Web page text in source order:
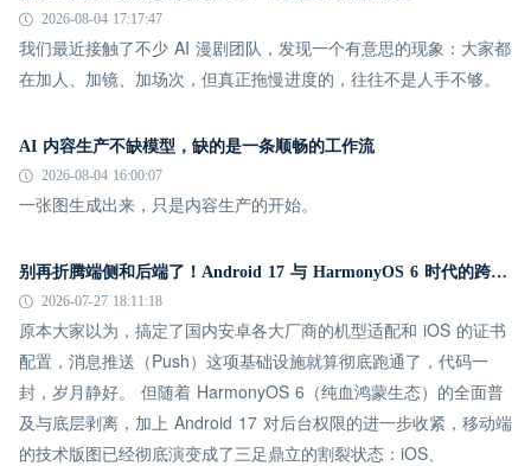
2026-08-04 17:17:47
我们最近接触了不少 AI 漫剧团队，发现一个有意思的现象：大家都
在加人、加镜、加场次，但真正拖慢进度的，往往不是人手不够。
AI 内容生产不缺模型，缺的是一条顺畅的工作流
2026-08-04 16:00:07
一张图生成出来，只是内容生产的开始。
别再折腾端侧和后端了！Android 17 与 HarmonyOS 6 时代的跨平台推送指南
2026-07-27 18:11:18
原本大家以为，搞定了国内安卓各大厂商的机型适配和 iOS 的证书
配置，消息推送（Push）这项基础设施就算彻底跑通了，代码一
封，岁月静好。 但随着 HarmonyOS 6（纯血鸿蒙生态）的全面普
及与底层剥离，加上 Android 17 对后台权限的进一步收紧，移动端
的技术版图已经彻底演变成了三足鼎立的割裂状态：iOS、